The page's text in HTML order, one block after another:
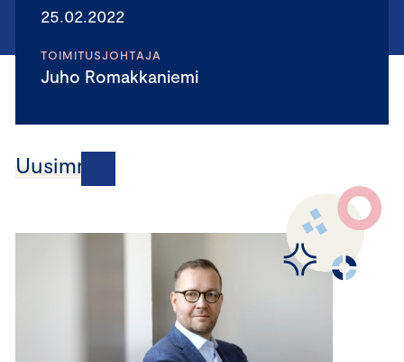
25.02.2022
TOIMITUSJOHTAJA
Juho Romakkaniemi
Uusimmat